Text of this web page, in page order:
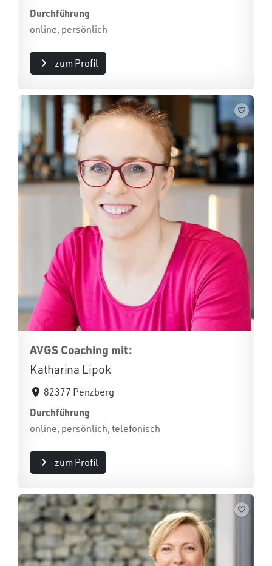
Durchführung
online, persönlich
zum Profil
AVGS Coaching mit:
Katharina Lipok
82377 Penzberg
Durchführung
online, persönlich, telefonisch
zum Profil